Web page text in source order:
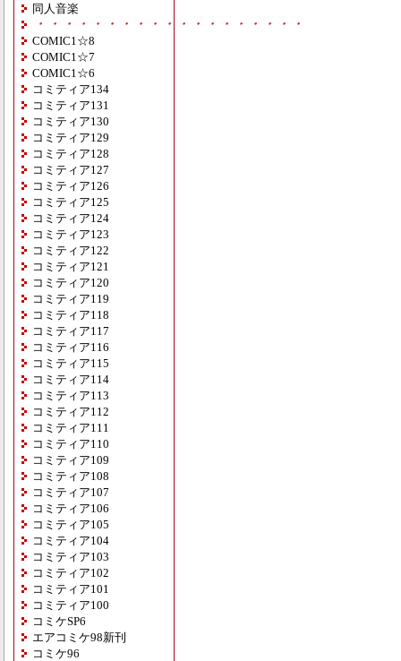
同人音楽
・・・・・・・・・・・・・・・・・・・
COMIC1☆8
COMIC1☆7
COMIC1☆6
コミティア134
コミティア131
コミティア130
コミティア129
コミティア128
コミティア127
コミティア126
コミティア125
コミティア124
コミティア123
コミティア122
コミティア121
コミティア120
コミティア119
コミティア118
コミティア117
コミティア116
コミティア115
コミティア114
コミティア113
コミティア112
コミティア111
コミティア110
コミティア109
コミティア108
コミティア107
コミティア106
コミティア105
コミティア104
コミティア103
コミティア102
コミティア101
コミティア100
コミケSP6
エアコミケ98新刊
コミケ96